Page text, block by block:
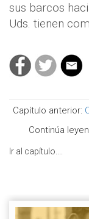
sus barcos
Uds. tienen
Capítulo anterior:
Continúa
Ir al capítulo....